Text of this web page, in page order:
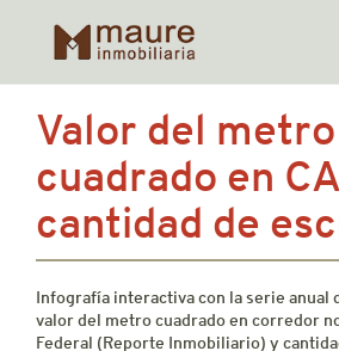
contentValor del metro
cuadrado en
cantidad de
Infografía interactiva con la serie anual
valor del metro cuadrado en corredor
Federal (Reporte Inmobiliario) y